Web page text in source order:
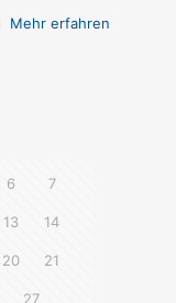
Mehr erfahren
6 7
13 14
20 21
27